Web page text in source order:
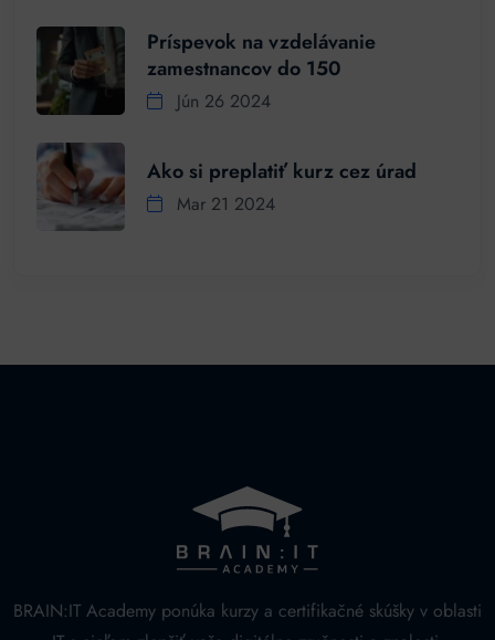
Príspevok na vzdelávanie
zamestnancov do 150
Jún 26 2024
Ako si preplatiť kurz cez úrad
Mar 21 2024
BRAIN:IT Academy ponúka kurzy a certifikačné skúšky v oblasti